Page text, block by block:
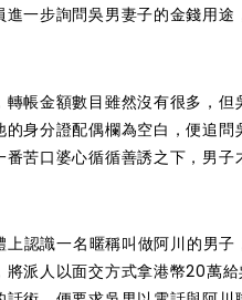
一步詢問吳男妻子的金錢用
帳金額數目雖然沒有很多，
身分證配偶欄為空白，便追
苦口婆心循循善誘之下，男子
認識一名暱稱叫做阿川的男
派人以面交方式拿港幣20萬